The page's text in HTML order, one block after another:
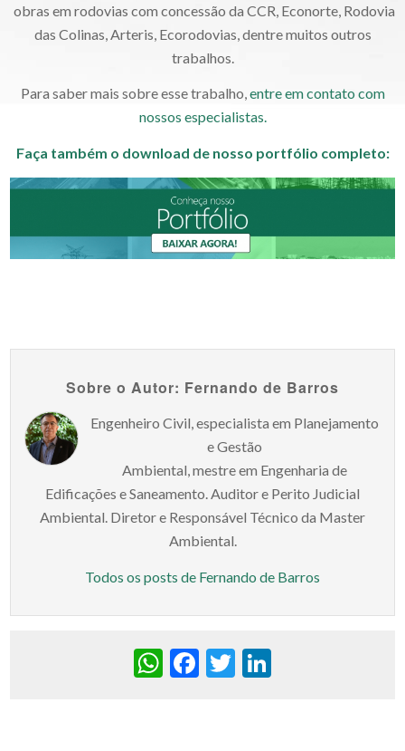
obras em rodovias com concessão da CCR, Econorte, Rodovia
das Colinas, Arteris, Ecorodovias, dentre muitos outros
trabalhos.
Para saber mais sobre esse trabalho,entre em contato com
nossos especialistas.
Faça também o download de nosso portfólio completo:
Sobre o Autor: Fernando de Barros
Engenheiro Civil, especialista em Planejamento
e Gestão
Ambiental, mestre em Engenharia de
Edificações e Saneamento. Auditor e Perito Judicial
Ambiental. Diretor e Responsável Técnico da Master
Ambiental.
Todos os posts de Fernando de Barros
WhatsApp
Facebook
Twitter